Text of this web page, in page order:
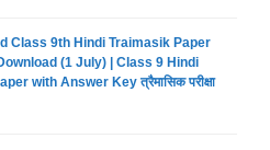
Class 9th Hindi Traimasik Paper
(1 July) | Class 9 Hindi
with Answer Key त्रैमासिक परीक्षा